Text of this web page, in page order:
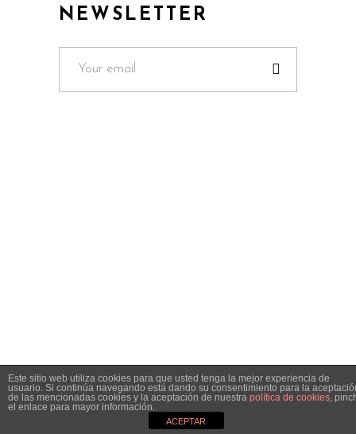
NEWSLETTER
Este sitio web utiliza cookies para que usted tenga la mejor experiencia de
usuario. Si continúa navegando está dando su consentimiento para la
de las mencionadas cookies y la aceptación de nuestra política de cookies,
el enlace para mayor información.
ACEPTAR